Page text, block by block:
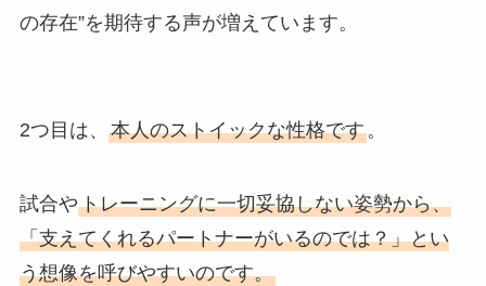
の存在”を期待する声が増えています。
2つ目は、 本人のストイックな性格です。
試合やトレーニングに一切妥協しない姿勢から、
「支えてくれるパートナーがいるのでは？」とい
う想像を呼びやすいのです。